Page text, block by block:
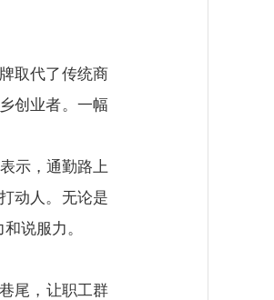
取代了传统商
创业者。一幅
示，通勤路上
动人。无论是
说服力。
尾，让职工群